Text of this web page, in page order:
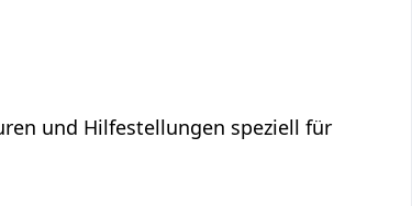
und Hilfestellungen speziell für